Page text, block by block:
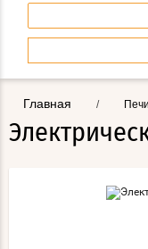
Главная /